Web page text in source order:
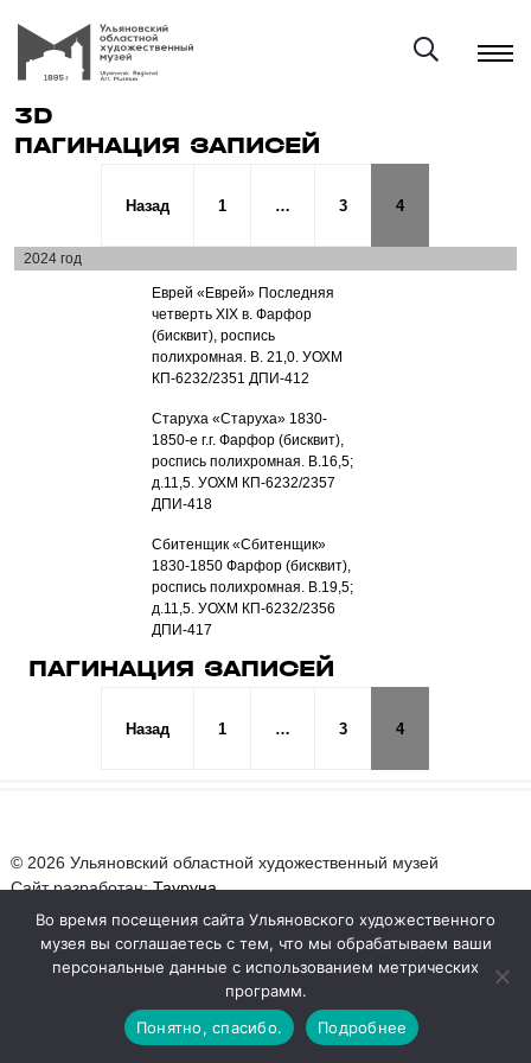
3D
ПАГИНАЦИЯ ЗАПИСЕЙ
Назад 1 … 3 4
2024 год
Еврей «Еврей» Последняя
четверть XIX в. Фарфор
(бисквит), роспись
полихромная. В. 21,0. УОХМ
КП-6232/2351 ДПИ-412
Старуха «Старуха» 1830-
1850-е г.г. Фарфор (бисквит),
роспись полихромная. В.16,5;
д.11,5. УОХМ КП-6232/2357
ДПИ-418
Сбитенщик «Сбитенщик»
1830-1850 Фарфор (бисквит),
роспись полихромная. В.19,5;
д.11,5. УОХМ КП-6232/2356
ДПИ-417
ПАГИНАЦИЯ ЗАПИСЕЙ
Назад 1 … 3 4
© 2026 Ульяновский областной художественный музей
Сайт разработан:Тауруна
Во время посещения сайта Ульяновского художественного
музея вы соглашаетесь с тем, что мы обрабатываем ваши
персональные данные с использованием метрических
программ.
Понятно, спасибо.
Подробнее